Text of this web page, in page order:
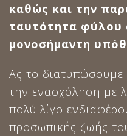
καθώς και την
ταυτότητα φύλου
μονοσήμαντη
Ας το διατυπώσουμε
την ενασχόληση με
πολύ λίγο
προσωπικής ζωής